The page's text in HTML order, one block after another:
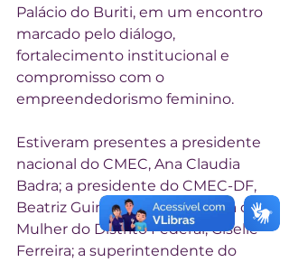
Palácio do Buriti, em um encontro
marcado pelo diálogo,
fortalecimento institucional e
compromisso com o
empreendedorismo feminino.
Estiveram presentes a presidente
nacional do CMEC, Ana Claudia
Badra; a presidente do CMEC-DF,
Beatriz Guimarães; a secretária da
Mulher do Distrito Federal, Giselle
Ferreira; a superintendente do